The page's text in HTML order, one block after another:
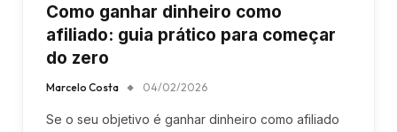
Como ganhar dinheiro como
afiliado: guia prático para começar
do zero
Marcelo Costa 04/02/2026
Se o seu objetivo é ganhar dinheiro como afiliado